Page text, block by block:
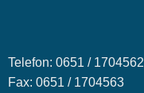
Telefon: 0651 / 1704562
Fax: 0651 / 1704563